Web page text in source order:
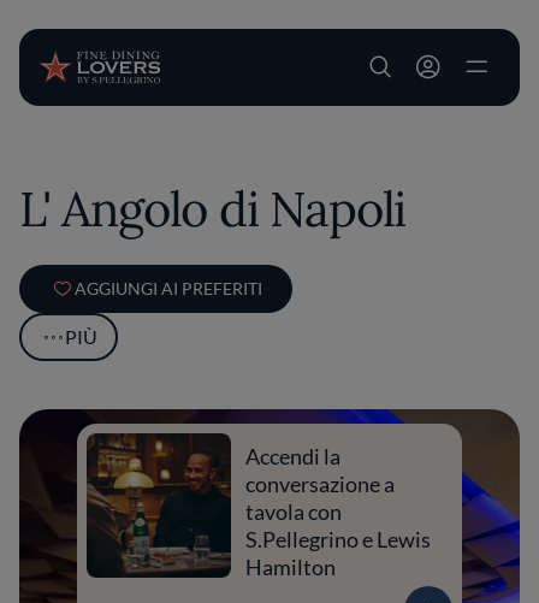
User account
L' Angolo di Napoli
AGGIUNGI AI PREFERITI
PIÙ
Accendi la
conversazione a
tavola con
S.Pellegrino e Lewis
Hamilton